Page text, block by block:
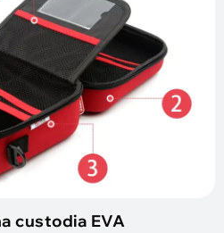
custodia EVA